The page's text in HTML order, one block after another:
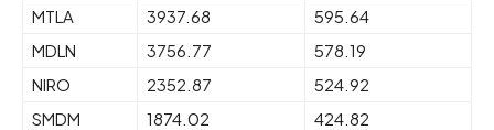
MTLA
3937.68
595.64
MDLN
3756.77
578.19
NIRO
2352.87
524.92
SMDM
1874.02
424.82